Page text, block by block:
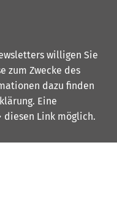
willigen Sie
zum Zwecke des
dazu finden
. Eine
diesen Link möglich.